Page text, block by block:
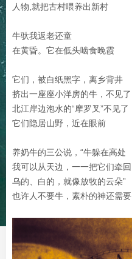
人物,就把古村喂养出新村
牛驮我返老还童
在黄昏。它在低头啮食晚霞
它们，被白纸黑字，离乡背井
挤出一座座小洋房的牛，不见了
北江岸边泡水的“摩罗叉”不见了
它们隐居山野，近在眼前
养奶牛的三公说，“牛躲在高处
我可以从天边，一一把它们牵回
乌的、白的，就像放牧的云朵”
也许人不要牛，素朴的神还需要